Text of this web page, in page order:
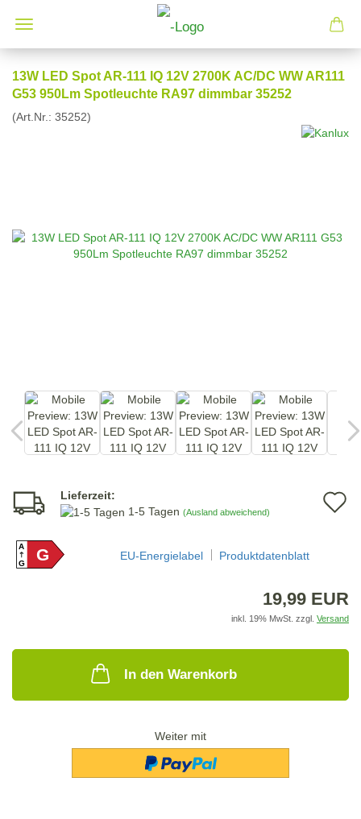
13W LED Spot AR-111 IQ 12V 2700K AC/DC WW AR111
G53 950Lm Spotleuchte RA97 dimmbar 35252
(Art.Nr.: 35252)
Lieferzeit:
1-5 Tagen (Ausland abweichend)
A
GG EU-Energielabel Produktdatenblatt
19,99 EUR
inkl. 19% MwSt. zzgl. Versand
In den Warenkorb
Weiter mit